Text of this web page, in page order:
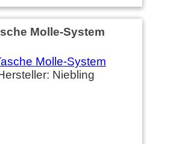
Molle-System
Niebling